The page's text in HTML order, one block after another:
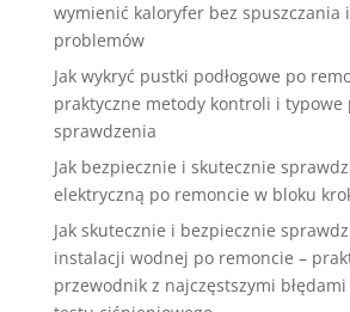
wymienić kaloryfer bez spuszczania
problemów
Jak wykryć pustki podłogowe po
praktyczne metody kontroli i typowe
sprawdzenia
Jak bezpiecznie i skutecznie
elektryczną po remoncie w bloku
Jak skutecznie i bezpiecznie
instalacji wodnej po remoncie –
przewodnik z najczęstszymi